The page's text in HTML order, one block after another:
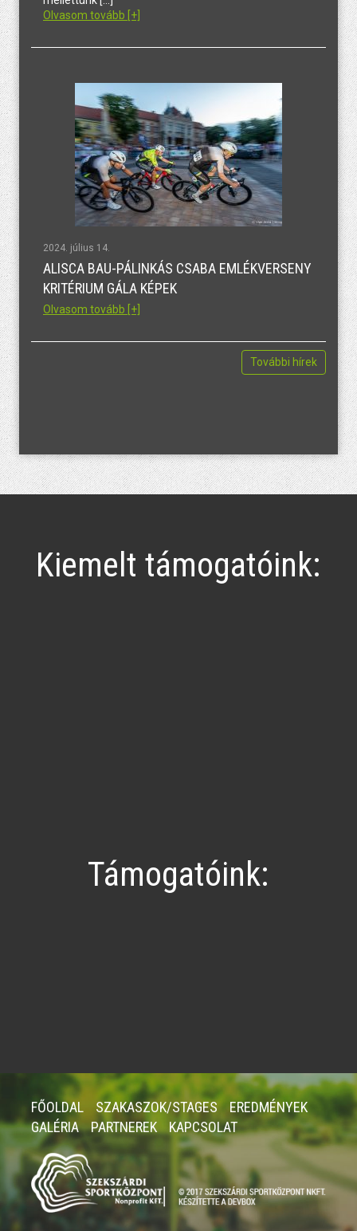
Olvasom tovább [+]
2024. július 14.
ALISCA BAU-PÁLINKÁS CSABA EMLÉKVERSENY
KRITÉRIUM GÁLA KÉPEK
Olvasom tovább [+]
További hírek
Kiemelt támogatóink:
Támogatóink:
FŐOLDAL SZAKASZOK/STAGES
EREDMÉNYEK
GALÉRIA
PARTNEREK KAPCSOLAT